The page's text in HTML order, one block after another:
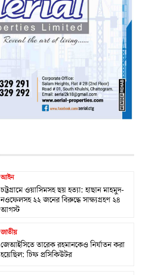
আইন
চট্টগ্রামে ওয়াসিমসহ ছয় হত্যা: হাছান মাহমুদ-
নওফেলসহ ২২ জনের বিরুদ্ধে সাক্ষ্যগ্রহণ ২৪
আগস্ট
জাতীয়
জেআইসিতে তারেক রহমানকেও নির্যাতন করা
হয়েছিল: চিফ প্রসিকিউটর